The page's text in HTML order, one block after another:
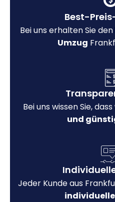
Best-
Bei uns erhalten Sie den
Umzug
Bei uns wissen Sie, dass
und
Jeder Kunde aus